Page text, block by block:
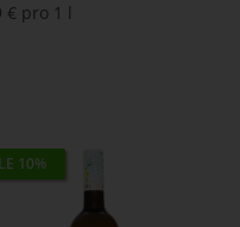
€ pro 1 l
10%